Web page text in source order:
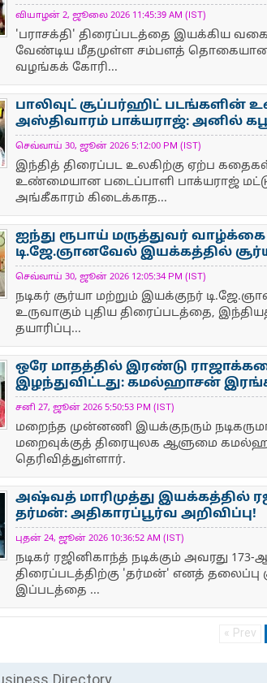
வியாழன் 2, ஜூலை 2026 11:45:39 AM (IST)
'பராசக்தி' திரைப்படத்தை இயக்கிய
வேண்டிய மீதமுள்ள சம்பளத் தொகையான
வழங்கக் கோரி...
பாலிவுட் சூப்பர்ஹிட்
அஸ்திவாரம் பாக்யராஜ்: அனில்
செவ்வாய் 30, ஜூன் 2026 5:12:00 PM (IST)
இந்தித் திரைப்பட உலகிற்கு ஏற்ப
உண்மையான படைப்பாளி பாக்யராஜ்
அங்கீகாரம் கிடைக்காத...
ஐந்து ரூபாய் மருத்துவர்
டி.ஜே.ஞானவேல் இயக்கத்தில்
செவ்வாய் 30, ஜூன் 2026 12:05:34 PM (IST)
நடிகர் சூர்யா மற்றும் இயக்குநர்
உருவாகும் புதிய திரைப்படத்தை,
தயாரிப்பு...
ஒரே மாதத்தில் இரண்டு
இழந்துவிட்டது: கமல்ஹாசன்
சனி 27, ஜூன் 2026 5:50:53 PM (IST)
மறைந்த முன்னணி இயக்குநரும்
மறைவுக்குத் திரையுலக ஆளுமை
தெரிவித்துள்ளார்.
அஷ்வத் மாரிமுத்து இயக்கத்தில்
தர்மன்: அதிகாரப்பூர்வ அறிவிப்பு!
புதன் 24, ஜூன் 2026 10:36:52 AM (IST)
நடிகர் ரஜினிகாந்த் நடிக்கும் அவரது 173-
திரைப்படத்திற்கு 'தர்மன்' எனத் தலைப்பு
இப்படத்தை ...
« Prev